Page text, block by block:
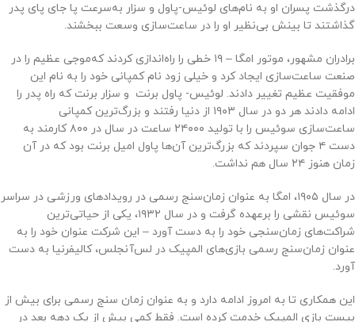
درگذشت پسران او به نام‌های لوئیس-پاول و سزار به‌سرعت پا جای پای پدر
گذاشتند تا بینش بی‌نظیر او را در ساعت‌سازی وسعت ببخشند.
برادران مشهور، موتور امگا – ۱۹ خطی را راه‌اندازی کردند که‌موجی عظیم را در
صنعت ساعت‌سازی ایجاد کرد و خیلی زود نام کمپانی خود را به نام این
موفقیت عظیم تغییر دادند. لوئیس- پاول برنت و سزار برنت که راه پدر را
ادامه دادند هر دو در سال ۱۹۰۳ از دنیا رفتند و بزرگ‌ترین کمپانی
ساعت‌سازی سوئیس را با تولید ۲۴۰۰۰ ساعت در سال در ۸۰۰ کارمند به
دست ۴ جوان سپردند که بزرگ‌ترین آن‌ها پاول امیل برنت بود که در آن
زمان هنوز ۲۴ سال هم نداشت.
در سال ۱۹۰۵، امگا به عنوان زمان‌سنج رسمی در رویدادهای ورزشی در سراسر
سوئیس نقشی را برعهده گرفت و در سال ۱۹۳۲، یکی از حیاتی‌ترین
شراکت‌های زمان‌سنجی خود را به دست آورد – این شرکت عنوان خود را به
عنوان زمان‌سنج رسمی بازی‌های المپیک در لس‌آنجلس، کالیفرنیا به دست
آورد.
این همکاری تا به امروز ادامه دارد و به عنوان زمان سنج رسمی برای بیش از
بیست بازی المپیک خدمت کرده است. فقط کمی بیش از یک دهه بعد در